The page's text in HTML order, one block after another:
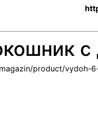
с
product/vydoh-